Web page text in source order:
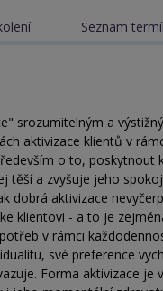
Seznam
srozumitelným a
aktivizace klientů v
o to,
těší a zvyšuje jeho
dobrá aktivizace
klientovi - a to je
v rámci
své preference
Forma aktivizace